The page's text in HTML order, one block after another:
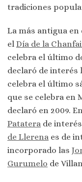
tradiciones
La más antigua en
el Día de la
celebra el último
declaró de interés
celebra el último
que se celebra en
declaró en 2009.
Patatera de
de Llerena es de
incorporado las
Gurumelo de